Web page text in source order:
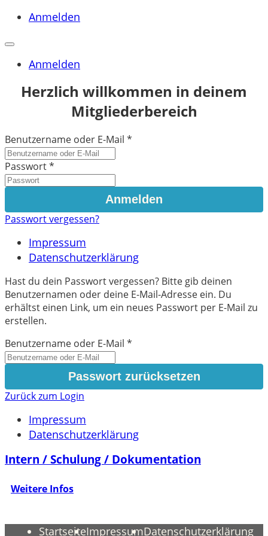
Anmelden
Anmelden
Herzlich willkommen in deinem
Mitgliederbereich
Benutzername oder E-Mail *
Passwort*
Passwort vergessen?
Impressum
Datenschutzerklärung
Hast du dein Passwort vergessen? Bitte gib deinen
Benutzernamen oder deine E-Mail-Adresse ein. Du
erhältst einen Link, um ein neues Passwort per E-Mail zu
erstellen.
Benutzername oder E-Mail *
Zurück zum Login
Impressum
Datenschutzerklärung
Intern / Schulung / Dokumentation
Weitere Infos
StartseiteImpressumDatenschutzerklärung